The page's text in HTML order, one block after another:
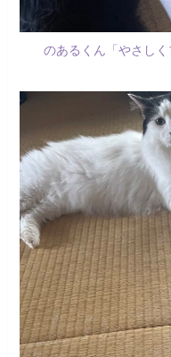
のあるくん「やさしく